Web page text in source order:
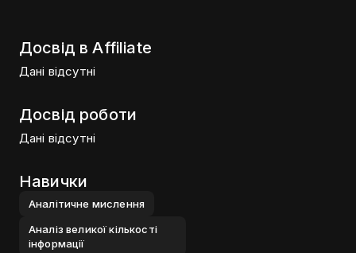
Досвід в Affiliate
Дані відсутні
Досвід роботи
Дані відсутні
Навички
Аналiтичне мислення
Аналiз великої кiлькостi
iнформацiї